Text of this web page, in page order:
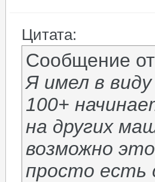
Цитата:
Сообщение
Я имел в
100+
на других
возможно
просто есть